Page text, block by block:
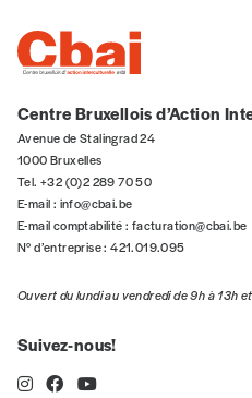
Localité
Je souhaite
J’ai lu et
Lire notre
Centre Bruxellois d’Action
Avenue de Stalingrad 24
1000 Bruxelles
Tel. +32 (0)2 289 70 50
E-mail : info@cbai.be
E-mail comptabilité : facturation@cbai.be
N° d’entreprise : 421.019.095
Ouvert du lundi au vendredi de 9h à 13h
Suivez-nous!